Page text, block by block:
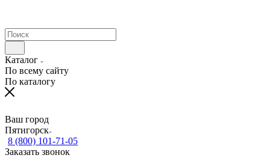
Каталог
По всему сайту
По каталогу
Ваш город
Пятигорск
8 (800) 101-71-05
Заказать звонок